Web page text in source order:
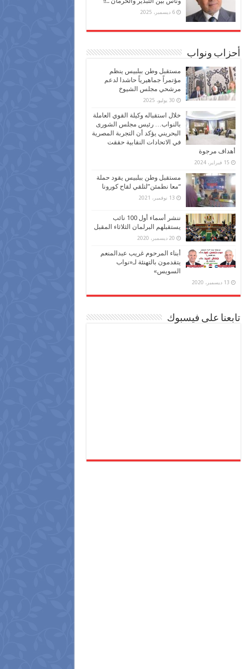
6 ديسمبر، 2025
أحزاب ونواب
مستقبل وطن ببلبيس ينظم
مؤتمراً جماهيرياً حاشدا لدعم
مرشحي مجلس الشيوخ
30 يوليو، 2025
خلال استقباله وكيلة القوي العاملة
بالنواب… رئيس مجلس الشورى
البحريني يؤكد أن التجربة المصرية
في الاتحادات النقابية حققت
أهداف مرجوة
15 فبراير، 2024
مستقبل وطن ببلبيس يقود حملة
“معا نطمئن”لتلقي لقاح كورونا
13 نوفمبر، 2021
ننشر أسماء أول 100 نائب
يستقبلهم البرلمان الثلاثاء المقبل
20 ديسمبر، 2020
أبناء المرحوم غريب عبدالمنعم
يتقدمون بالتهنئة لـ«نواب
السويس»
13 ديسمبر، 2020
تابعنا على فيسبوك